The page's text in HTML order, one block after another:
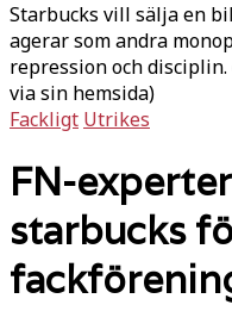
Starbucks vill sälja en
agerar som andra
repression och
via sin hemsida)
Fackligt Utrikes
FN-
starbucks